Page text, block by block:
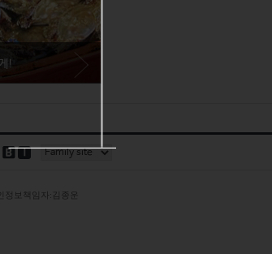
별미 중의 별미!
!
정보책임자:김종운